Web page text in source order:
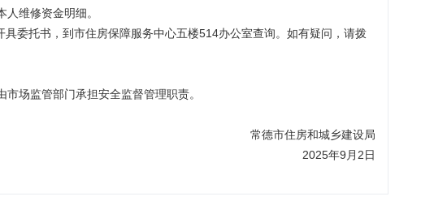
维修资金明细。
委托书，到市住房保障服务中心五楼514办公室查询。如有疑问，请拨
场监管部门承担安全监督管理职责。
常德市住房和城乡建设局
2025年9月2日